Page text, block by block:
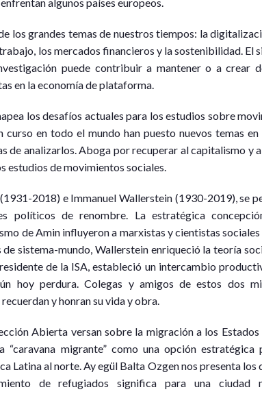
los grandes temas de nuestros tiempos: la
los mercados financieros y la sostenibilidad. El
puede contribuir a mantener o a crear
en la economía de plataforma.
los desafíos actuales para los estudios sobre
curso en todo el mundo han puesto nuevos temas en
de analizarlos. Aboga por recuperar al capitalismo y
estudios de movimientos sociales.
2018) e Immanuel Wallerstein (1930-2019), se
políticos de renombre. La estratégica
de Amin influyeron a marxistas y cientistas
de sistema-mundo, Wallerstein enriqueció la teoría
de la ISA, estableció un intercambio
hoy perdura. Colegas y amigos de estos dos
y honran su vida y obra.
Abierta versan sobre la migración a los Estados
“caravana migrante” como una opción estratégica
Latina al norte. Ay egül Balta Ozgen nos presenta los
de refugiados significa para una ciudad